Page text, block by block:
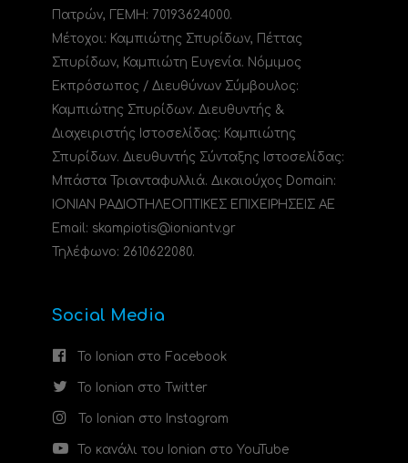
Πατρών, ΓΕΜΗ: 70193624000.
Μέτοχοι: Καμπιώτης Σπυρίδων, Πέττας
Σπυρίδων, Καμπιώτη Ευγενία. Νόμιμος
Εκπρόσωπος / Διευθύνων Σύμβουλος:
Καμπιώτης Σπυρίδων. Διευθυντής &
Διαχειριστής Ιστοσελίδας: Καμπιώτης
Σπυρίδων. Διευθυντής Σύνταξης Ιστοσελίδας:
Μπάστα Τριανταφυλλιά. Δικαιούχος Domain:
ΙΟΝΙΑΝ ΡΑΔΙΟΤΗΛΕΟΠΤΙΚΕΣ ΕΠΙΧΕΙΡΗΣΕΙΣ ΑΕ
Email: skampiotis@ioniantv.gr
Τηλέφωνο: 2610622080.
Social Media
Το Ionian στο Facebook
Το Ionian στο Twitter
Το Ionian στο Instagram
Το κανάλι του Ionian στο YouTube